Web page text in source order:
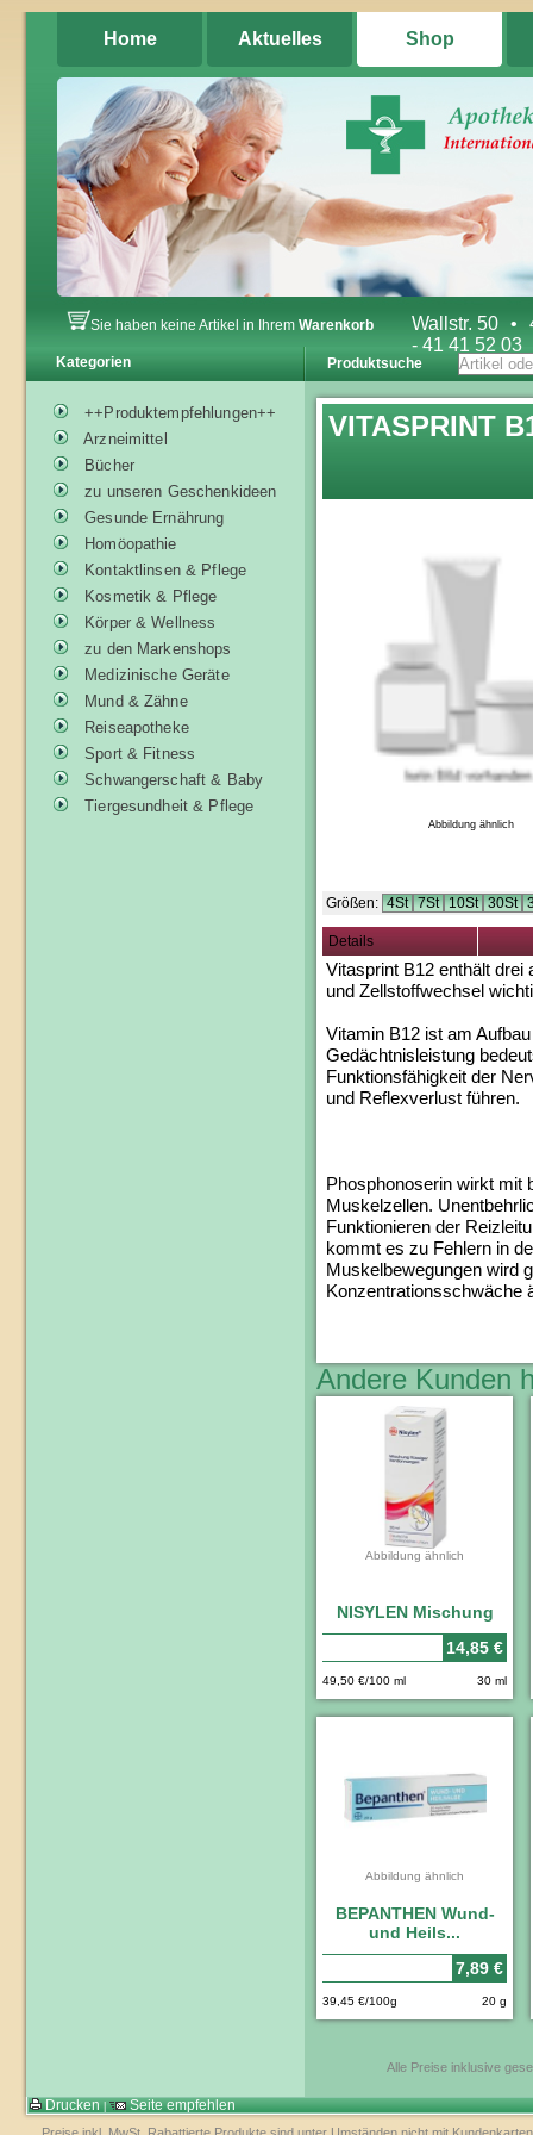
Home Aktuelles Shop
Wallstr. 50 •
- 41 41 52 03
Sie haben keine Artikel in Ihrem Warenkorb
Kategorien
++Produktempfehlungen++
Arzneimittel
Bücher
zu unseren Geschenkideen
Gesunde Ernährung
Homöopathie
Kontaktlinsen & Pflege
Kosmetik & Pflege
Körper & Wellness
zu den Markenshops
Medizinische Geräte
Mund & Zähne
Reiseapotheke
Sport & Fitness
Schwangerschaft & Baby
Tiergesundheit & Pflege
Produktsuche
VITASPRINT
Abbildung ähnlich
Größen: 4St 7St 10St 30St
Details
Vitasprint B12 enthält drei
und Zellstoffwechsel
Vitamin B12 ist am
Gedächtnisleistung
Funktionsfähigkeit der
und Reflexverlust führen.
Phosphonoserin wirkt mit
Muskelzellen.
Funktionieren der
kommt es zu Fehlern in
Muskelbewegungen wird
Konzentrationsschwäche
Andere Kunden
Abbildung ähnlich
NISYLEN Mischung
14,85 €
49,50 €/100 ml 30 ml
Abbildung ähnlich
BEPANTHEN Wund-
und Heils...
7,89 €
39,45 €/100g 20 g
Alle Preise inklusive
Drucken Seite empfehlen